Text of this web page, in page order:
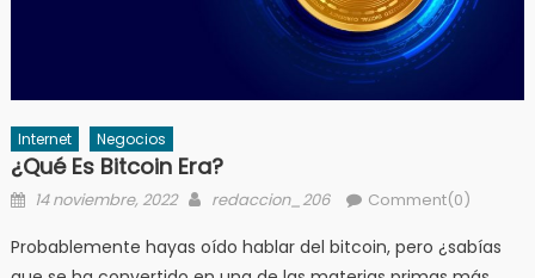
Internet Negocios
¿Qué Es Bitcoin Era?
Posted
14 noviembre, 2022 Author
redaccion_206 Comment(0)
Probablemente hayas oído hablar del bitcoin, pero ¿sabías